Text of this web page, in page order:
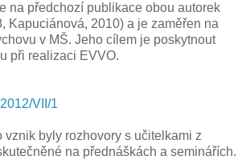
na předchozí publikace obou autorek
Kapuciánová, 2010) a je zaměřen na
v MŠ. Jeho cílem je poskytnout
při realizaci EVVO.
VII/1
vznik byly rozhovory s učitelkami z
na přednáškách a seminářích.